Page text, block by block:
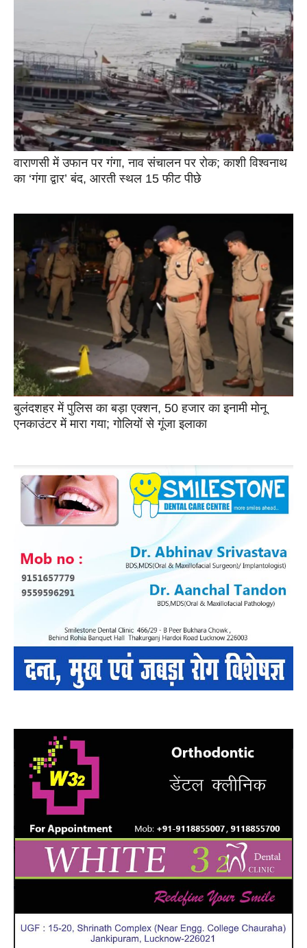
वाराणसी में उफान पर गंगा, नाव संचालन पर रोक; काशी विश्वनाथ
का ‘गंगा द्वार’ बंद, आरती स्थल 15 फीट पीछे
बुलंदशहर में पुलिस का बड़ा एक्शन, 50 हजार का इनामी मोनू
एनकाउंटर में मारा गया; गोलियों से गूंजा इलाका